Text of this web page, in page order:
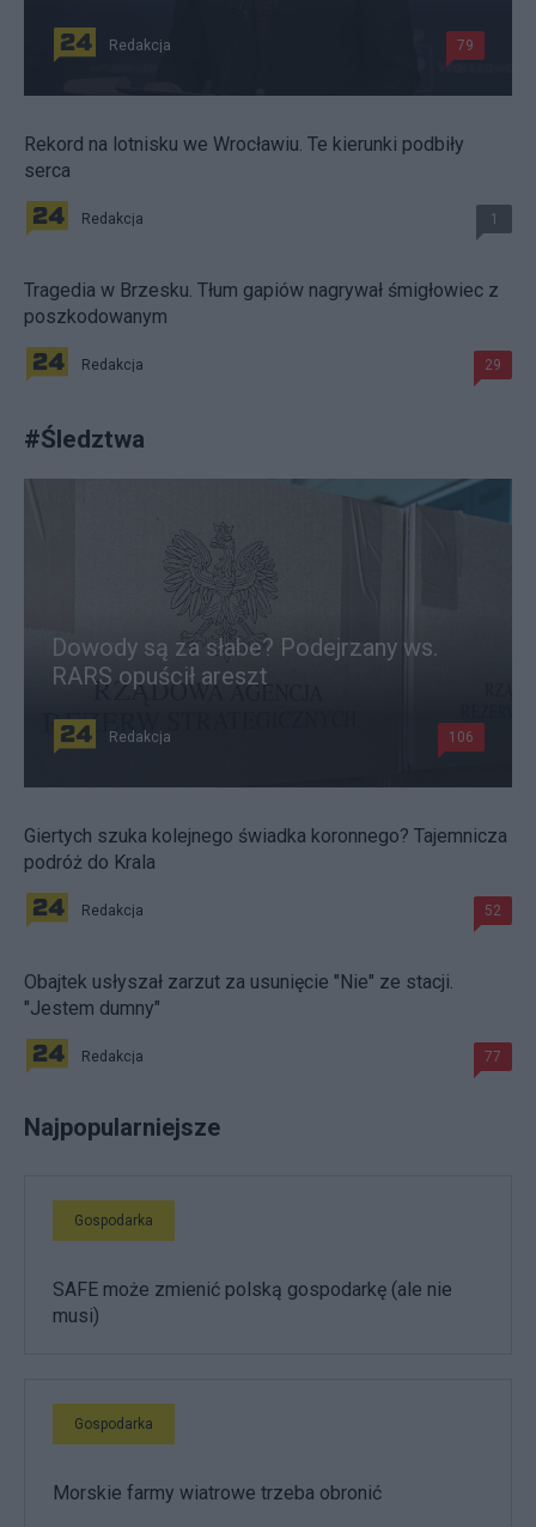
Redakcja 79
Rekord na lotnisku we Wrocławiu. Te kierunki podbiły
serca
Redakcja 1
Tragedia w Brzesku. Tłum gapiów nagrywał śmigłowiec z
poszkodowanym
Redakcja 29
#Śledztwa
Dowody są za słabe? Podejrzany ws.
RARS opuścił areszt
Redakcja 106
Giertych szuka kolejnego świadka koronnego? Tajemnicza
podróż do Krala
Redakcja 52
Obajtek usłyszał zarzut za usunięcie "Nie" ze stacji.
"Jestem dumny"
Redakcja 77
Najpopularniejsze
Gospodarka
SAFE może zmienić polską gospodarkę (ale nie
musi)
Gospodarka
Morskie farmy wiatrowe trzeba obronić